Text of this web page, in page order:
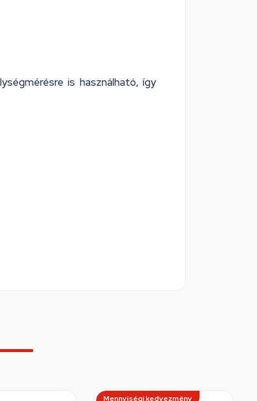
is használható, így
Mennyiségi kedvezmény